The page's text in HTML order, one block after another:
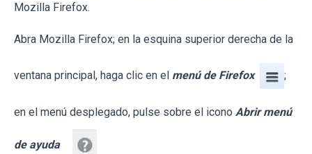
Mozilla Firefox.
Abra Mozilla Firefox; en la esquina superior derecha de la
ventana principal, haga clic en el menú de Firefox ;
en el menú desplegado, pulse sobre el icono Abrir menú
de ayuda